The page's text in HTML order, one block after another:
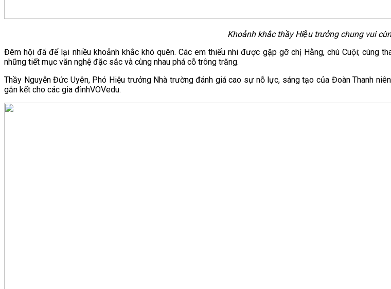
Khoảnh khắc thầy Hiệu trưởng chung vui
Đêm hội đã để lại nhiều khoảnh khắc khó quên. Các em thiếu nhi được gặp gỡ chị Hằng, chú Cuội; cùng
những tiết mục văn nghệ đặc sắc và cùng nhau phá cỗ trông trăng.
Thầy Nguyễn Đức Uyên, Phó Hiệu trưởng Nhà trường đánh giá cao sự nỗ lực, sáng tạo của Đoàn Thanh
gắn kết cho các gia đìnhVOVedu.